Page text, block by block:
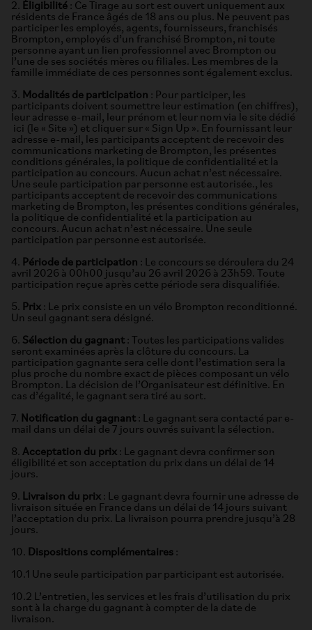
2. Éligibilité : Ce Tirage au sort est ouvert uniquement aux
résidents de France âgés de 18 ans ou plus. Ne peuvent pas
participer les employés, agents, fournisseurs, franchisés
Brompton, employés d’un franchisé Brompton, ni toute
personne ayant un lien professionnel avec Brompton ou
l’une de ses sociétés mères ou filiales. Les membres de la
famille immédiate de ces personnes sont également exclus.
3. Modalités de participation : Pour participer, les
participants doivent soumettre leur estimation (en chiffres),
leur adresse e-mail, leur prénom et leur nom via le site dédié
ici (le « Site ») et cliquer sur « Sign Up ». En fournissant leur
adresse e-mail, les participants acceptent de recevoir des
communications marketing de Brompton, les présentes
conditions générales, la politique de confidentialité et la
participation au concours. Aucun achat n’est nécessaire.
Une seule participation par personne est autorisée., les
participants acceptent de recevoir des communications
marketing de Brompton, les présentes conditions générales,
la politique de confidentialité et la participation au
concours. Aucun achat n’est nécessaire. Une seule
participation par personne est autorisée.
4. Période de participation : Le concours se déroulera du 24
avril 2026 à 00h00 jusqu’au 26 avril 2026 à 23h59. Toute
participation reçue après cette période sera disqualifiée.
5. Prix : Le prix consiste en un vélo Brompton reconditionné.
Un seul gagnant sera désigné.
6. Sélection du gagnant : Toutes les participations valides
seront examinées après la clôture du concours. La
participation gagnante sera celle dont l’estimation sera la
plus proche du nombre exact de pièces composant un vélo
Brompton. La décision de l’Organisateur est définitive. En
cas d’égalité, le gagnant sera tiré au sort.
7. Notification du gagnant : Le gagnant sera contacté par e-
mail dans un délai de 7 jours ouvrés suivant la sélection.
8. Acceptation du prix : Le gagnant devra confirmer son
éligibilité et son acceptation du prix dans un délai de 14
jours.
9. Livraison du prix : Le gagnant devra fournir une adresse de
livraison située en France dans un délai de 14 jours suivant
l’acceptation du prix. La livraison pourra prendre jusqu’à 28
jours.
10. Dispositions complémentaires :
10.1 Une seule participation par participant est autorisée.
10.2 L’entretien, les services et les frais d’utilisation du prix
sont à la charge du gagnant à compter de la date de
livraison.